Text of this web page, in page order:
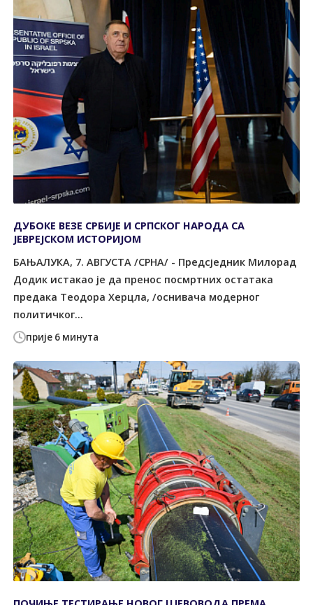
прије 6 минута
ДУБОКЕ ВЕЗЕ СРБИЈЕ И СРПСКОГ НАРОДА СА
ЈЕВРЕЈСКОМ ИСТОРИЈОМ
БАЊАЛУКА, 7. АВГУСТА /СРНА/ - Предсједник Милорад
Додик истакао је да пренос посмртних остатака
предака Теодора Херцла, /оснивача модерног
политичког...